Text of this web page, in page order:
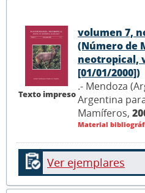
Texto impreso
volumen 7,
(Número de
neotropical,
[01/01/2000])
.- Mendoza
Argentina
Mamíferos,
Material
Ver ejemplares